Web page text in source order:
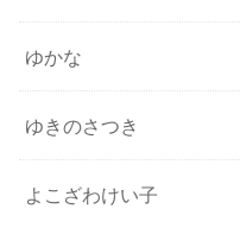
ゆかな
ゆきのさつき
よこざわけい子